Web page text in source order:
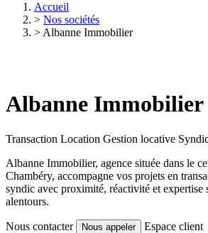
Accueil
> Nos sociétés
> Albanne Immobilier
Albanne Immobilier
Transaction Location Gestion locative
Albanne Immobilier, agence située dans le
Chambéry, accompagne vos projets en
syndic avec proximité, réactivité et expertise
alentours.
Nous contacter Nous appeler Espace client